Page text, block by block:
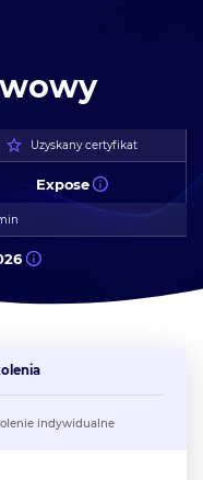
Uzyskany certyfikat
Expose
indywidualne